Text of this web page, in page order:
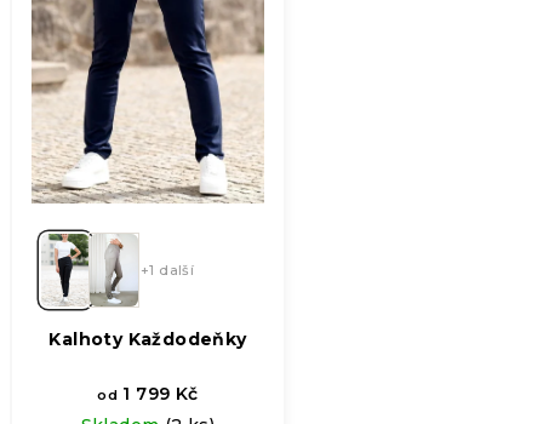
+1 další
Kalhoty Každodeňky
od 1 799 Kč